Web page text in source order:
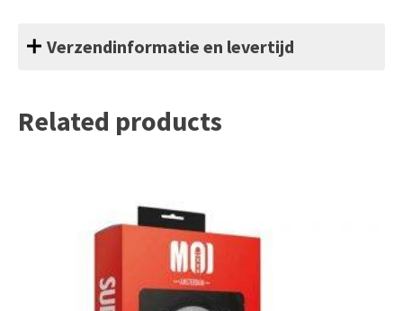
Verzendinformatie en levertijd
Related products